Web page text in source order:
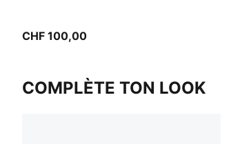
CHF 100,00
COMPLÈTE TON LOOK